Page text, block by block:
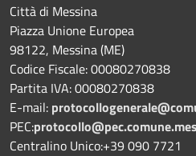
Città di Messina
Piazza Unione Europea
98122, Messina (ME)
Codice Fiscale: 00080270838
Partita IVA: 00080270838
E-mail:
PEC:
Centralino Unico:+39 090 7721